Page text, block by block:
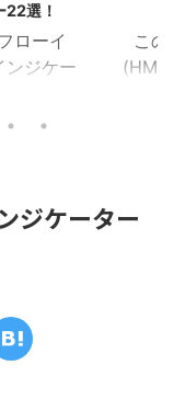
選！
ローイ
ジケー
マネー
ドライ
MA＆MFI
ジャー
ーイン
、MFI
この
トレ
ジケーター